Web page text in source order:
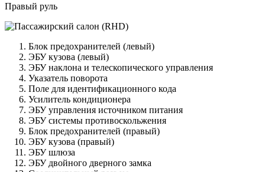
Правый руль
Блок предохранителей (левый)
ЭБУ кузова (левый)
ЭБУ наклона и телескопического управления
Указатель поворота
Поле для идентификационного кода
Усилитель кондиционера
ЭБУ управления источником питания
ЭБУ системы противоскольжения
Блок предохранителей (правый)
ЭБУ кузова (правый)
ЭБУ шлюза
ЭБУ двойного дверного замка